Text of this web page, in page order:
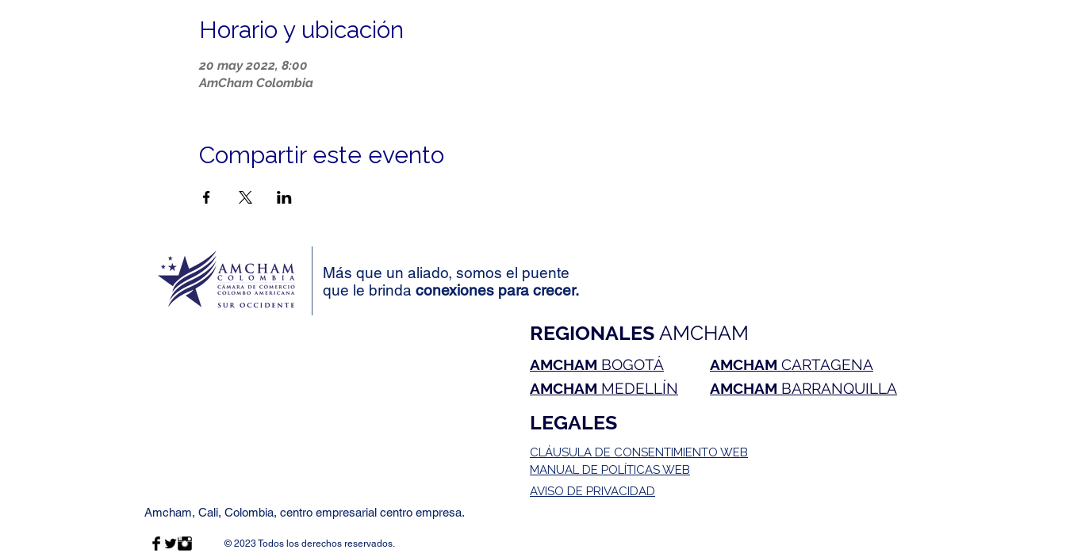
Horario y ubicación
20 may 2022, 8:00
AmCham Colombia
Compartir este evento
Más que un aliado, somos el puente
que le brinda conexiones para crecer.
CLÁUSULA DE CONSENTIMIENTO WEB
REGIONALES AMCHAM
AMCHAM BOGOTÁ
AMCHAM MEDELLÍN
AMCHAM CARTAGENA
AMCHAM BARRANQUILLA
Amcham, Cali, Colombia, centro empresarial centro empresa.
MANUAL DE POLÍTICAS WEB
© 2023 Todos los derechos reservados.
AVISO DE PRIVACIDAD
LEGALES